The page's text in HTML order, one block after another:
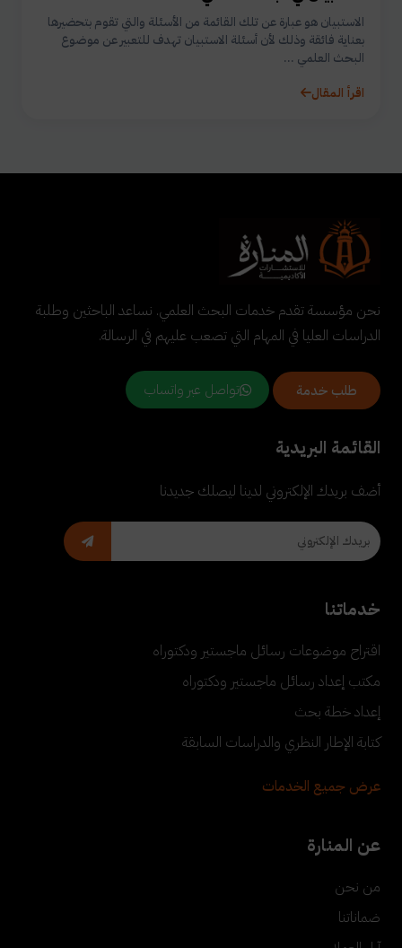
الاستبيان هو عبارة عن تلك القائمة من الأسئلة والتي تقوم بتحضيرها
بعناية فائقة وذلك لأن أسئلة الاستبيان تهدف للتعبير عن موضوع
البحث العلمي ...
اقرأ المقال
نحن مؤسسة تقدم خدمات البحث العلمي. نساعد الباحثين وطلبة
الدراسات العليا في المهام التي تصعب عليهم في الرسالة.
طلب خدمة تواصل عبر واتساب
القائمة البريدية
أضف بريدك الإلكتروني لدينا ليصلك جديدنا
خدماتنا
اقتراح موضوعات رسائل ماجستير ودكتوراه
مكتب إعداد رسائل ماجستير ودكتوراه
إعداد خطة بحث
كتابة الإطار النظري والدراسات السابقة
عرض جميع الخدمات
عن المنارة
من نحن
ضماناتنا